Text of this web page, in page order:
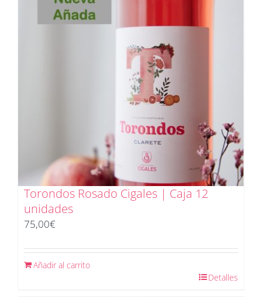
Torondos Rosado Cigales | Caja 12
unidades
75,00€
Añadir al carrito
Detalles